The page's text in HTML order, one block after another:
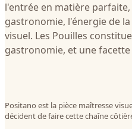
l'entrée en matière
gastronomie, l'énergie de
visuel. Les Pouilles
gastronomie, et une
Positano est la pièce maîtresse
décident de faire cette chaîne